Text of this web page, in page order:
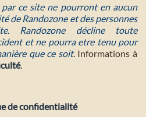
ce site ne pourront en aucun
de Randozone et des personnes
Randozone décline toute
et ne pourra etre tenu pour
que ce soit. Informations à
.
de confidentialité